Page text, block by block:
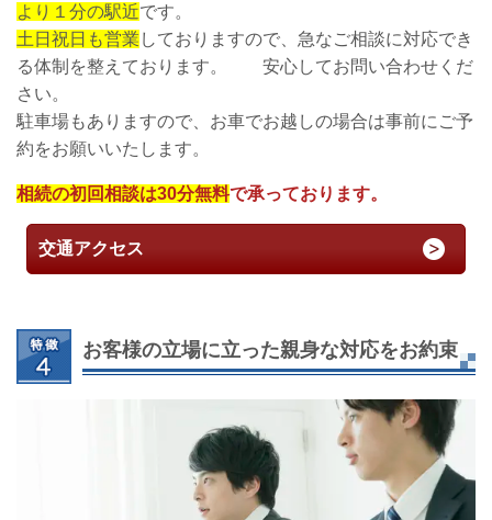
より１分の駅近です。
土日祝日も営業 しておりますので、急なご相談に対応でき
る体制を整えております。 安心してお問い合わせくだ
さい。
駐車場もありますので、お車でお越しの場合は事前にご予
約をお願いいたします。
相続の初回相談は30分無料で承っております。
交通アクセス
お客様の立場に立った親身な対応をお約束